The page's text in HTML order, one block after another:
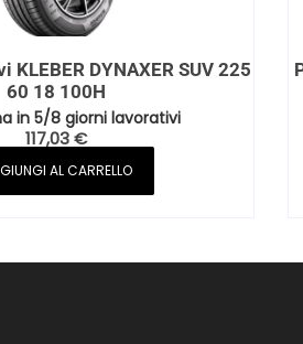
DYNAXER SUV 225
60 18 100H
in 5/8 giorni lavorativi
117,03€
AL CARRELLO